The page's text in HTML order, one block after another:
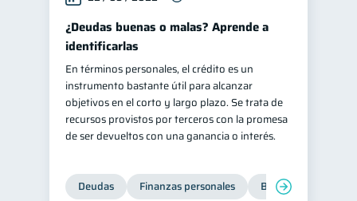
¿Deudas buenas o malas? Aprende a
identificarlas
En términos personales, el crédito es un
instrumento bastante útil para alcanzar
objetivos en el corto y largo plazo. Se trata de
recursos provistos por terceros con la promesa
de ser devueltos con una ganancia o interés.
Deudas Finanzas personales Bienestar financiero